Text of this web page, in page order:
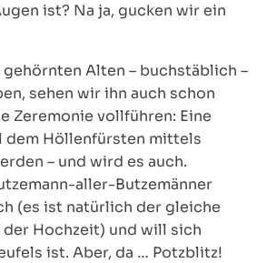
ist? Na ja, gucken wir ein
gehörnten Alten – buchstäblich –
sehen wir ihn auch schon
Zeremonie vollführen: Eine
dem Höllenfürsten mittels
– und wird es auch.
aller-Butzemänner
(es ist natürlich der gleiche
der Hochzeit) und will sich
ist. Aber, da … Potzblitz!